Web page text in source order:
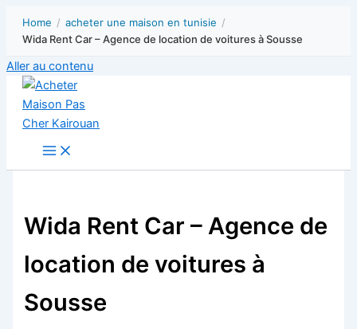
Home / acheter une maison en tunisie /
Wida Rent Car – Agence de location de voitures à Sousse
Aller au contenu
Wida Rent Car – Agence de
location de voitures à
Sousse